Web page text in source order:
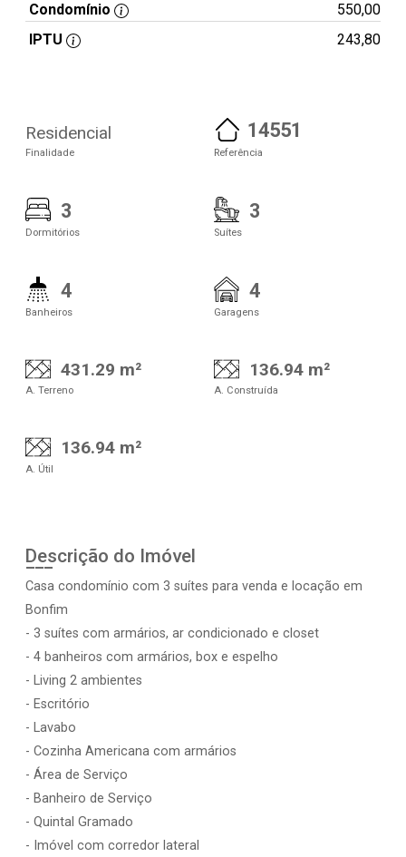
Condomínio
550,00
IPTU
243,80
Residencial
Finalidade
14551
Referência
3
Dormitórios
3
Suítes
4
Banheiros
4
Garagens
431.29 m²
A. Terreno
136.94 m²
A. Construída
136.94 m²
A. Útil
Descrição do Imóvel
Casa condomínio com 3 suítes para venda e locação em
Bonfim
- 3 suítes com armários, ar condicionado e closet
- 4 banheiros com armários, box e espelho
- Living 2 ambientes
- Escritório
- Lavabo
- Cozinha Americana com armários
- Área de Serviço
- Banheiro de Serviço
- Quintal Gramado
- Imóvel com corredor lateral